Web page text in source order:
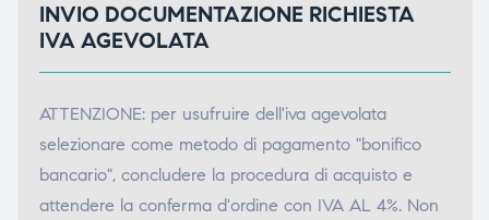
INVIO DOCUMENTAZIONE RICHIESTA
IVA AGEVOLATA
ATTENZIONE: per usufruire dell'iva agevolata
selezionare come metodo di pagamento "bonifico
bancario", concludere la procedura di acquisto e
attendere la conferma d'ordine con IVA AL 4%. Non